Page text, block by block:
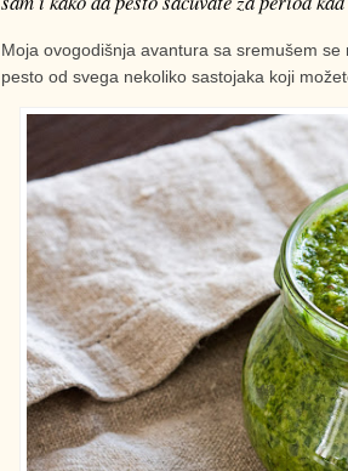
Moja ovogodišnja avantura sa sremušem
pesto od svega nekoliko sastojaka koji